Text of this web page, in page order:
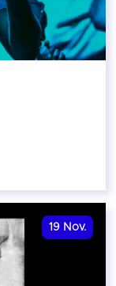
19 Nov.